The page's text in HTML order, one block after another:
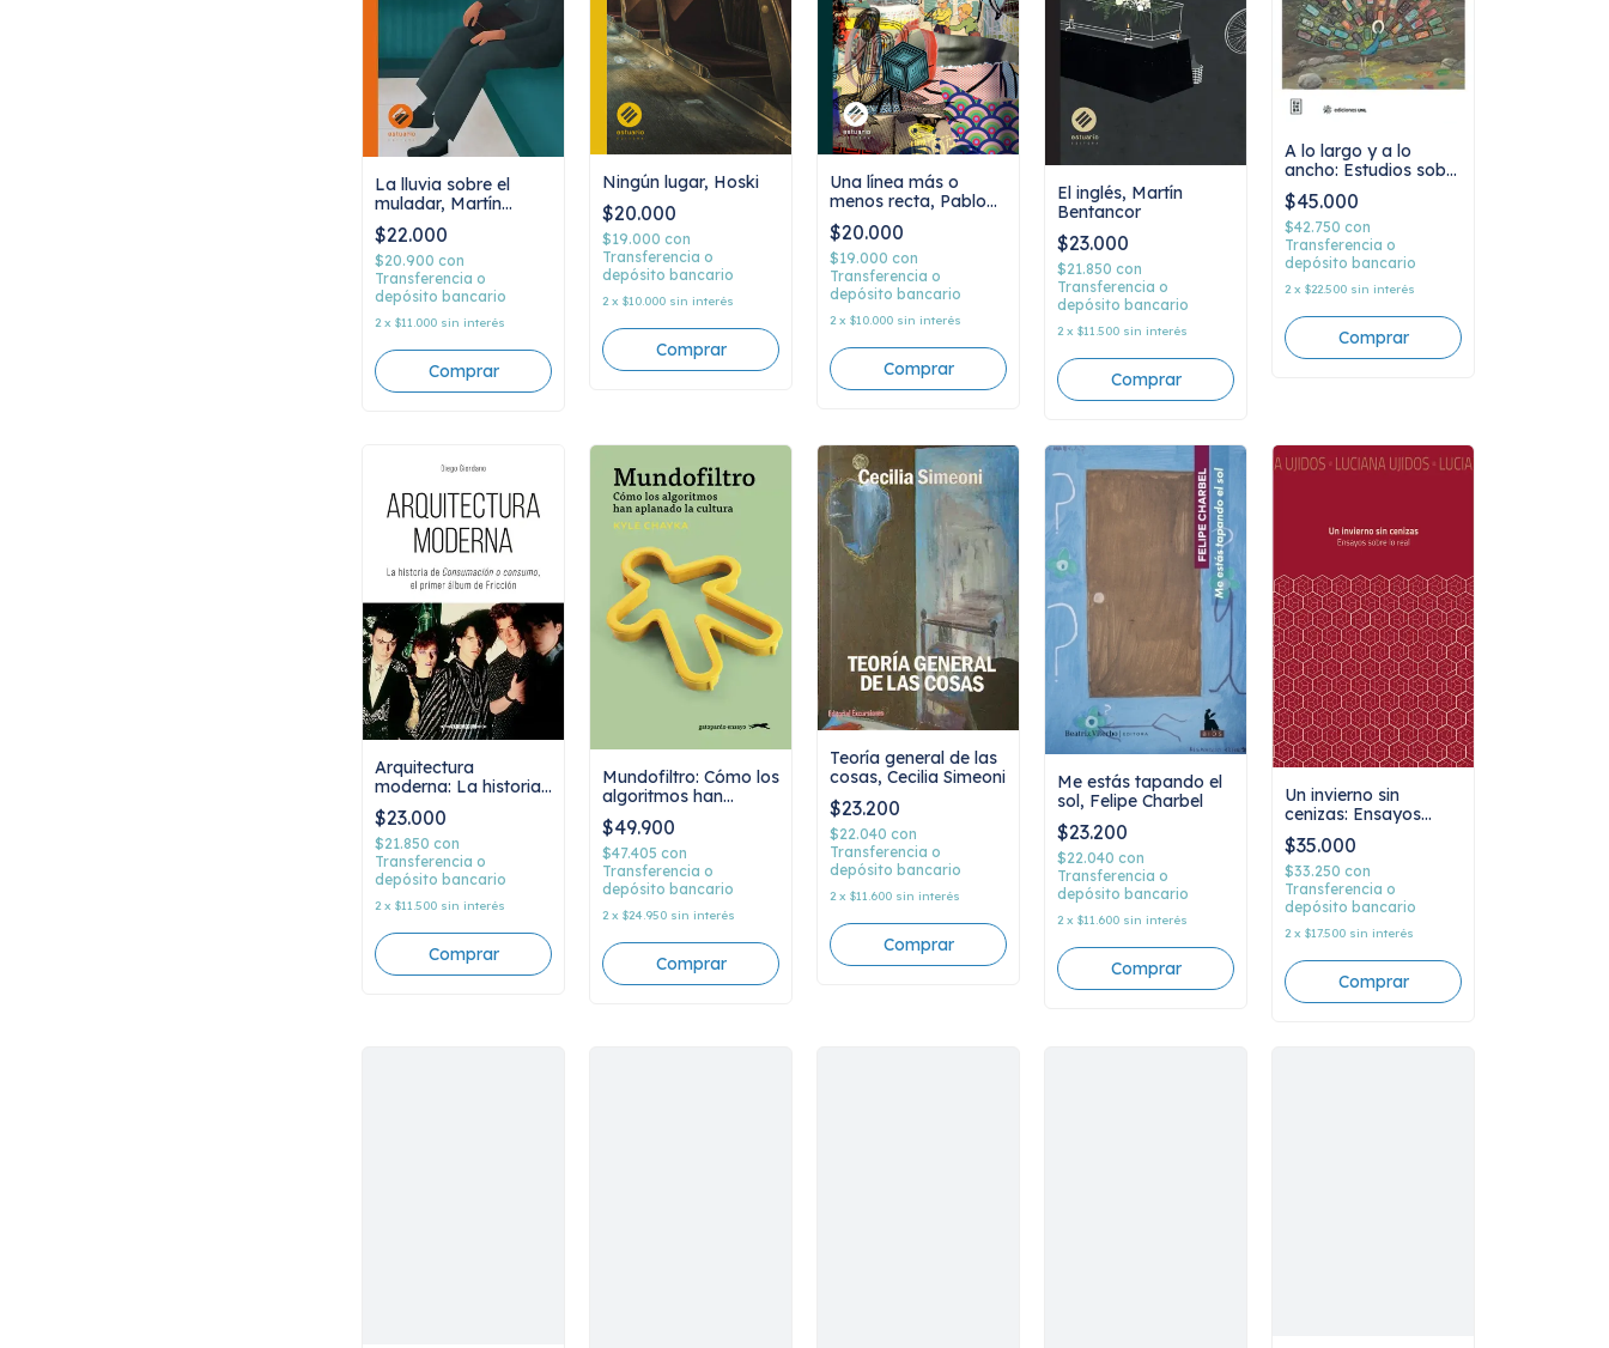
La lluvia sobre el
muladar, Martín
Bentancor
$22.000
$20.900 con
Transferencia o
depósito bancario
2 x $11.000 sin interés
Ningún lugar, Hoski
$20.000
$19.000 con
Transferencia o
depósito bancario
2 x $10.000 sin interés
Una línea más o
menos recta, Pablo
Casacuberta
$20.000
$19.000 con
Transferencia o
depósito bancario
2 x $10.000 sin interés
El inglés, Martín
Bentancor
$23.000
$21.850 con
Transferencia o
depósito bancario
2 x $11.500 sin interés
A lo largo y a lo
ancho: Estudios sobre
sociabilidad gay en
Argentina, AA.VV
$45.000
$42.750 con
Transferencia o
depósito bancario
2 x $22.500 sin interés
Arquitectura
moderna: La historia
de Consumación o
consumo, el primer
álbum de Fricción,
Diego Giordano
$23.000
$21.850 con
Transferencia o
depósito bancario
2 x $11.500 sin interés
Mundofiltro: Cómo los
algoritmos han
aplanado la cultura,
Kyle Chayka
$49.900
$47.405 con
Transferencia o
depósito bancario
2 x $24.950 sin interés
Teoría general de las
cosas, Cecilia Simeoni
$23.200
$22.040 con
Transferencia o
depósito bancario
2 x $11.600 sin interés
Me estás tapando el
sol, Felipe Charbel
$23.200
$22.040 con
Transferencia o
depósito bancario
2 x $11.600 sin interés
Un invierno sin
cenizas: Ensayos
sobre lo real, Luciana
Ujidos
$35.000
$33.250 con
Transferencia o
depósito bancario
2 x $17.500 sin interés